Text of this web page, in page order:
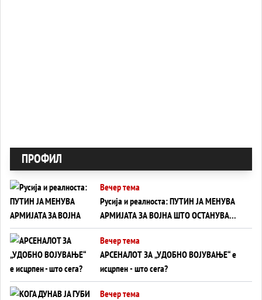
ПРОФИЛ
Вечер тема
Русија и реалноста: ПУТИН ЈА МЕНУВА
АРМИЈАТА ЗА ВОЈНА ШТО ОСТАНУВА
БЕЗ ФРОНТ
Вечер тема
АРСЕНАЛОТ ЗА „УДОБНО ВОЈУВАЊЕ“ е
исцрпен - што сега?
Вечер тема